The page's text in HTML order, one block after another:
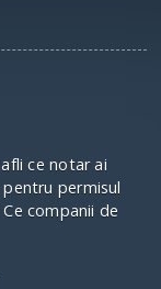
ce notar ai
permisul
companii de